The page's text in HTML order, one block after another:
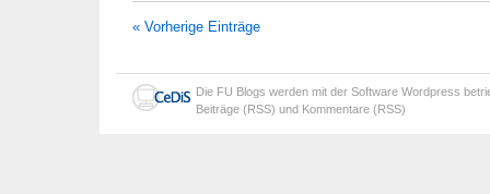
der
« Vorherige Einträge
Die FU Blogs werden mit der Software Wordpress
Beiträge (RSS) und Kommentare (RSS)